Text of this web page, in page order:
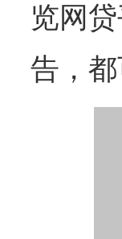
览网
告，